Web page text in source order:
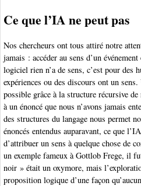
Ce que l’IA ne peut pas
Nos chercheurs ont tous attiré notre
jamais : accéder au sens d’un
logiciel rien n’a de sens, c’est pour des
expériences ou des discours ont un
possible grâce à la structure récursive de
à un énoncé que nous n’avons jamais
des structures du langage nous permet
énoncés entendus auparavant, ce que
d’attribuer un sens à quelque chose de
un exemple fameux à Gottlob Frege, il
noir » était un oxymore, mais
proposition logique d’une façon